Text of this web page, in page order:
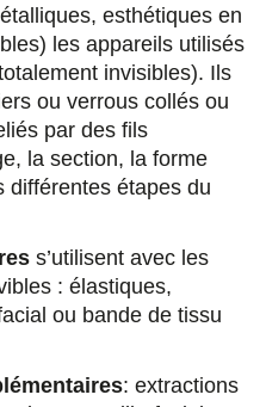
esthétiques en
les appareils utilisés
invisibles). Ils
ou verrous collés ou
par des fils
la section, la forme
différentes étapes du
s’utilisent avec les
: élastiques,
ou bande de tissu
: extractions